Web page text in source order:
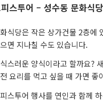
스투어 – 성수동 문화식
식당은 작은 상가건물 2층에
면 지나칠 수도 있습니다.
스러운 양식이라고 할까요?
요리를 먹고 싶을 때 가면 좋
스투어 행사를 연인과 함께